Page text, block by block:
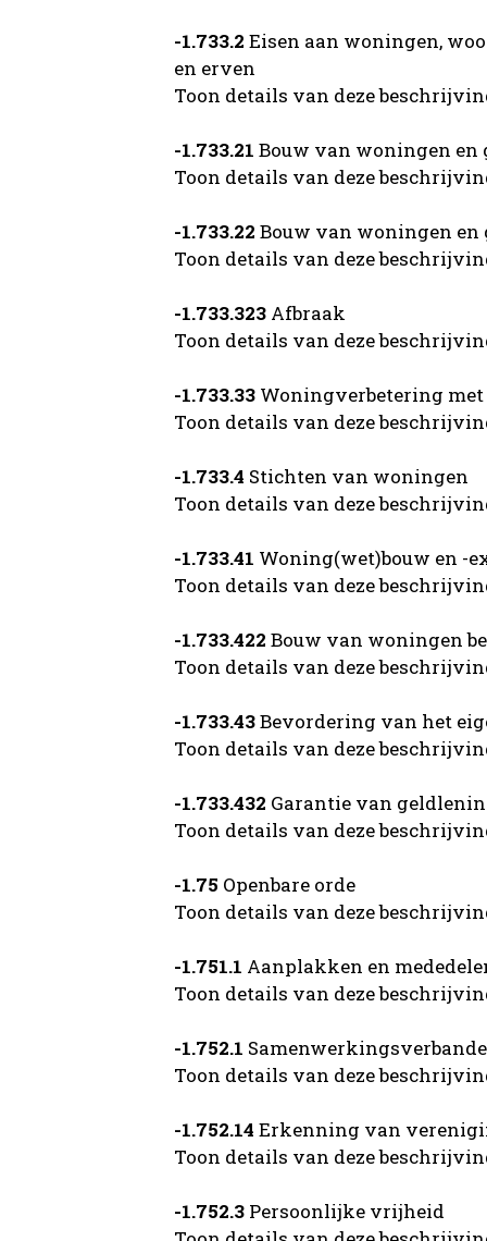
-1.733.2 Eisen aan woningen,
en erven
Toon details van deze
-1.733.21 Bouw van woningen en
Toon details van deze
-1.733.22 Bouw van woningen en
Toon details van deze
-1.733.323 Afbraak
Toon details van deze
-1.733.33 Woningverbetering
Toon details van deze
-1.733.4 Stichten van woningen
Toon details van deze
-1.733.41 Woning(wet)bouw en -
Toon details van deze
-1.733.422 Bouw van woningen
Toon details van deze
-1.733.43Bevordering van het
Toon details van deze
-1.733.432 Garantie van
Toon details van deze
-1.75 Openbare orde
Toon details van deze
-1.751.1 Aanplakken en
Toon details van deze
-1.752.1
Toon details van deze
-1.752.14 Erkenning van
Toon details van deze
-1.752.3 Persoonlijke vrijheid